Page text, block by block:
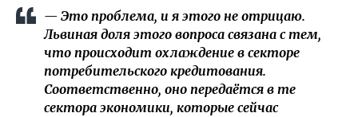
— Это проблема, и я этого не отрицаю.
Львиная доля этого вопроса связана с тем,
что происходит охлаждение в секторе
потребительского кредитования.
Соответственно, оно передаётся в те
сектора экономики, которые сейчас